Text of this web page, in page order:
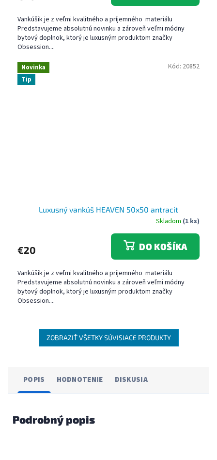
Vankúšik je z veľmi kvalitného a príjemného materiálu
Predstavujeme absolutnú novinku a zároveň veľmi módny
bytový doplnok, ktorý je luxusným produktom značky
Obsession....
Novinka
Tip
Luxusný vankúš HEAVEN 50x50 antracit
Skladom (1 ks)
€20 DO KOŠÍKA
Vankúšik je z veľmi kvalitného a príjemného materiálu
Predstavujeme absolutnú novinku a zároveň veľmi módny
bytový doplnok, ktorý je luxusným produktom značky
Obsession....
Kód: 20852
ZOBRAZIŤ VŠETKY SÚVISIACE PRODUKTY
POPIS HODNOTENIE DISKUSIA
Podrobný popis